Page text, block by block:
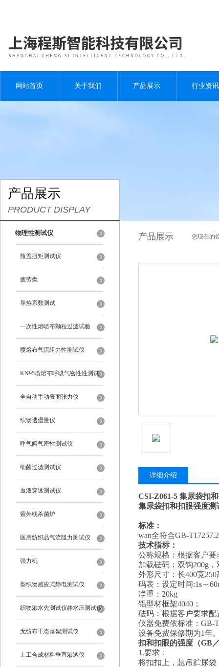
网站首页 关于我们 产品展示 行业资讯
产品展示
PRODUCT DISPLAY
物理性测试仪
瓶盖扭矩测试仪
疲劳类
导热系数测试
一次性熔喷布颗粒过滤试验
喷熔布气流阻力性测试仪
KN95喷熔布呼吸气密性性测试
仪
全自动手动表面张力仪
织物透湿量仪
呼气阀气密性测试仪
细菌过滤测试仪
血液穿透测试仪
紫外线杀菌炉
医用纺织品气流阻力测试仪
强力机
型织物感应式静电测试仪
织物渗水先测试仪静水压测试仪
无纺布干态落絮测试仪
土工合成材料垂直渗透仪
产品展示 您现在的
详细介绍
CSI-Z061-5 集尿袋扣
集尿袋扣和扣眼强度测
标准：
wan全符合GB-
技术指标：
公称规格：根据客户要
加载砝码：双钩200g
外形尺寸：长400宽250
码表： 设定时间:1s～
净重： 20kg
铝型材框架4040；
砝码：根据客户要求配
仪器免费依标准：GB-
设备免费保修期为1年
扣和扣眼的强度（GB
1.要求：
将扣扣上，悬吊贮尿